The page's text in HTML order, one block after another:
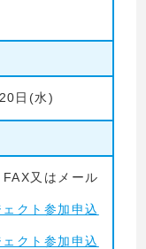
日(水)
又はメール
クト参加申込
クト参加申込